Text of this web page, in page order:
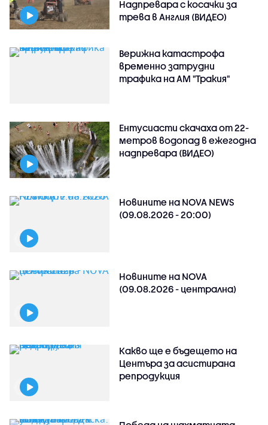
Надпревара с косачки за
трева в Англия (ВИДЕО)
Верижна катастрофа
временно затрудни
трафика на АМ "Тракия"
Ентусиасти скачаха от 22-
метров водопад в ежегодна
надпревара (ВИДЕО)
Новините на NOVA NEWS
(09.08.2026 - 20:00)
Новините на NOVA
(09.08.2026 - централна)
Какво ще е бъдещето на
Центъра за асистирана
репродукция